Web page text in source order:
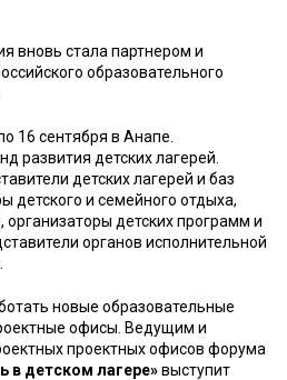
вновь стала партнером и
образовательного
16 сентября в Анапе.
развития детских лагерей.
детских лагерей и баз
детского и семейного отдыха,
организаторы детских программ и
органов исполнительной
новые образовательные
офисы. Ведущим и
проектных офисов форума
в детском лагере»выступит